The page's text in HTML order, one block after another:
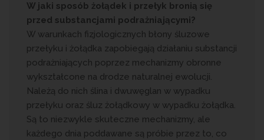
W jaki sposób żołądek i przełyk bronią się
przed substancjami podrażniającymi?
W warunkach fizjologicznych błony śluzowe
przełyku i żołądka zapobiegają działaniu substancji
podrażniających poprzez mechanizmy obronne
wykształcone na drodze naturalnej ewolucji.
Należą do nich ślina i dwuwęglan w wypadku
przełyku oraz śluz żołądkowy w wypadku żołądka.
Są to niezwykle skuteczne mechanizmy, ale
każdego dnia poddawane są próbie przez to, co